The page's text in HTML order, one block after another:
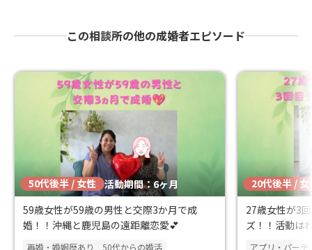
この相談所の他の成婚者エピソード
50代後半 / 女性 活動期間：6ヶ月
59歳女性が59歳の男性と交際3か月で成
婚！！沖縄と鹿児島の遠距離恋愛💕
再婚・婚姻歴あり 50代からの婚活
20代後半 / 女
27歳女性が3
ズ！！活動は
婚！！
アプリ・パーテ